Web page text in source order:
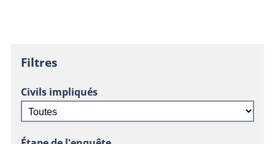
Filtres
Civils impliqués